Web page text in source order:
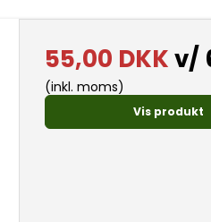
55,00 DKKv/
(inkl. moms)
Vis produkt